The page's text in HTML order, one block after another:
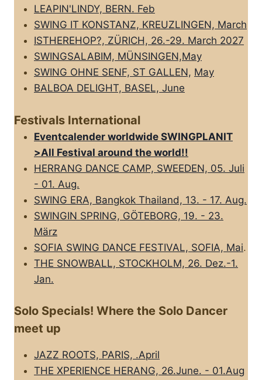
LEAPIN'LINDY, BERN. Feb
SWING IT KONSTANZ, KREUZLINGEN, March
ISTHEREHOP?, ZÜRICH, 26.-29. March 2027
SWINGSALABIM, MÜNSINGEN,May
SWING OHNE SENF, ST GALLEN, May
BALBOA DELIGHT, BASEL, June
Festivals International
Eventcalender worldwide SWINGPLANIT
>All FestivaI around the world!!
HERRANG DANCE CAMP, SWEEDEN, 05. Juli
- 01. Aug.
SWING ERA, Bangkok Thailand, 13. - 17. Aug.
SWINGIN SPRING, GÖTEBORG, 19. - 23.
März
SOFIA SWING DANCE FESTIVAL, SOFIA, Mai.
THE SNOWBALL, STOCKHOLM, 26. Dez.-1.
Jan.
Solo Specials! Where the Solo Dancer
meet up
JAZZ ROOTS, PARIS, .April
THE XPERIENCE HERANG, 26.June. - 01.Aug